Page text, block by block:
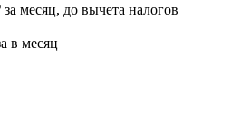
за месяц, до вычета налогов
в месяц